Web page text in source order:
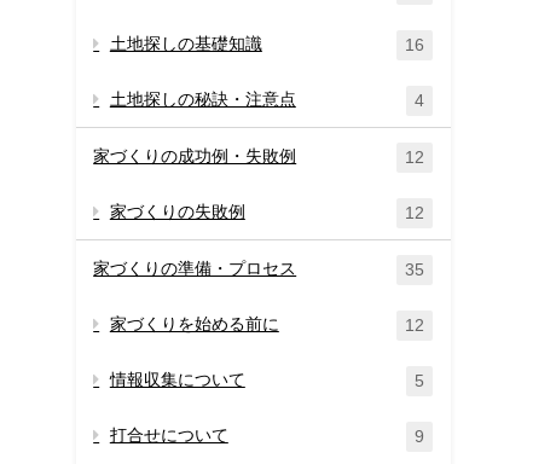
土地探しの基礎知識 16
土地探しの秘訣・注意点 4
家づくりの成功例・失敗例 12
家づくりの失敗例 12
家づくりの準備・プロセス 35
家づくりを始める前に 12
情報収集について 5
打合せについて 9